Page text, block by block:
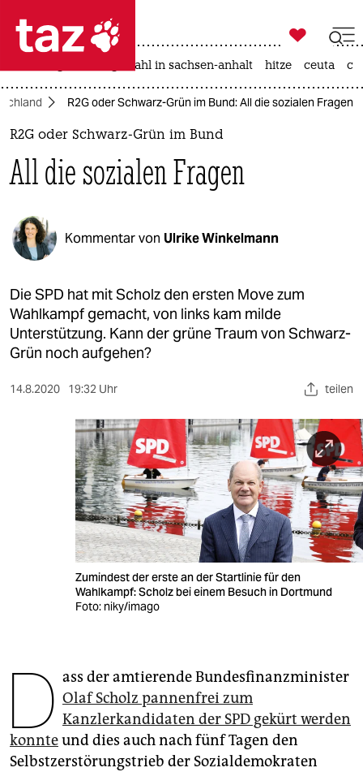
 taz zahl ich
taz zahl ich
politik
öko
gesellschaft
kultur
sport
wahrheit
veranstaltungen
fragen & hilfe
genossenschaft
epaper login

taz zahl ich
landtagswahl in sachsen-anhalt hitze ceuta
R2G oder Schwarz-Grün im Bund: All die sozialen Fragen
R2G oder Schwarz-Grün im Bund
All die sozialen Fragen
Kommentar von Ulrike Winkelmann
Die SPD hat mit Scholz den ersten Move zum
Wahlkampf gemacht, von links kam milde
Unterstützung. Kann der grüne Traum von Schwarz-
Grün noch aufgehen?
14.8.2020 19:32 Uhr teilen
Zumindest der erste an der Startlinie für den
Wahlkampf: Scholz bei einem Besuch in Dortmund
Foto: niky/imago
D ass der amtierende Bundesfinanzminister
Olaf Scholz pannenfrei zum
Kanzlerkandidaten der SPD gekürt werden
konnteund dies auch nach fünf Tagen den
Selbstzerstörungstrieb der Sozialdemokraten